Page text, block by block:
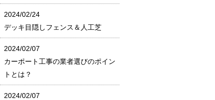
2024/02/24
デッキ目隠しフェンス＆人工芝
2024/02/07
カーポート工事の業者選びのポイン
トとは？
2024/02/07